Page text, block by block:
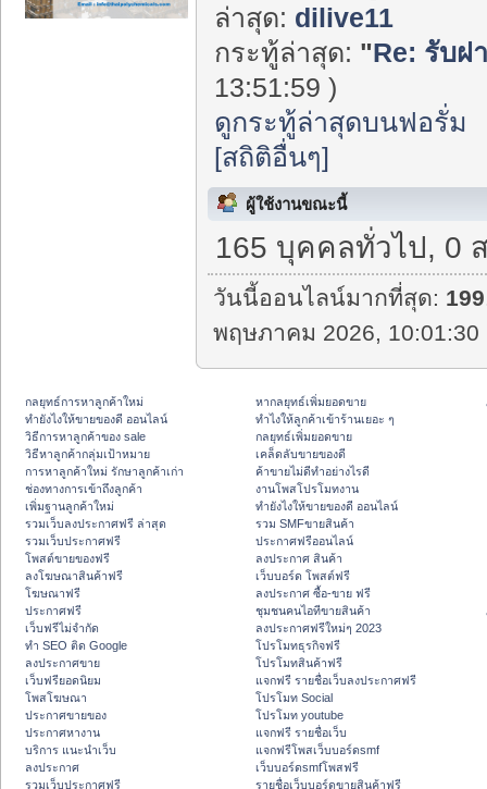
ล่าสุด: dilive11
กระทู้ล่าสุด: "Re: รับฝ
13:51:59 )
ดูกระทู้ล่าสุดบนฟอรั่ม
[สถิติอื่นๆ]
ผู้ใช้งานขณะนี้
165 บุคคลทั่วไป, 0
วันนี้ออนไลน์มากที่สุด: 199
พฤษภาคม 2026, 10:01:30
กลยุทธ์การหาลูกค้าใหม่
ทํายังไงให้ขายของดี ออนไลน์
วิธีการหาลูกค้าของ sale
วิธีหาลูกค้ากลุ่มเป้าหมาย
การหาลูกค้าใหม่ รักษาลูกค้าเก่า
ช่องทางการเข้าถึงลูกค้า
เพิ่มฐานลูกค้าใหม่
รวมเว็บลงประกาศฟรี ล่าสุด
รวมเว็บประกาศฟรี
โพสต์ขายของฟรี
ลงโฆษณาสินค้าฟรี
โฆษณาฟรี
ประกาศฟรี
เว็บฟรีไม่จำกัด
ทำ SEO ติด Google
ลงประกาศขาย
เว็บฟรียอดนิยม
โพสโฆษณา
ประกาศขายของ
ประกาศหางาน
บริการ แนะนำเว็บ
ลงประกาศ
รวมเว็บประกาศฟรี
หากลยุทธ์เพิ่มยอดขาย
ทําไงให้ลูกค้าเข้าร้านเยอะ ๆ
กลยุทธ์เพิ่มยอดขาย
เคล็ดลับขายของดี
ค้าขายไม่ดีทำอย่างไรดี
งานโพสโปรโมทงาน
ทํายังไงให้ขายของดี ออนไลน์
รวม SMFขายสินค้า
ประกาศฟรีออนไลน์
ลงประกาศ สินค้า
เว็บบอร์ด โพสต์ฟรี
ลงประกาศ ซื้อ-ขาย ฟรี
ชุมชนคนไอทีขายสินค้า
ลงประกาศฟรีใหม่ๆ 2023
โปรโมทธุรกิจฟรี
โปรโมทสินค้าฟรี
แจกฟรี รายชื่อเว็บลงประกาศฟรี
โปรโมท Social
โปรโมท youtube
แจกฟรี รายชื่อเว็บ
แจกฟรีโพสเว็บบอร์ดsmf
เว็บบอร์ดsmfโพสฟรี
รายชื่อเว็บบอร์ดขายสินค้าฟรี